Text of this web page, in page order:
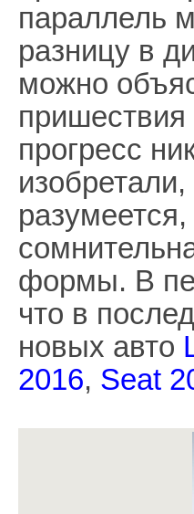
параллель
разницу в
можно
пришествия
прогресс
формы. В
что в
новых авто
2016, Seat